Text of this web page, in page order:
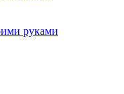
руками